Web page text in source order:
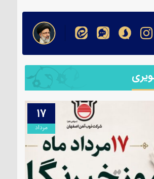
۱۷
مرداد